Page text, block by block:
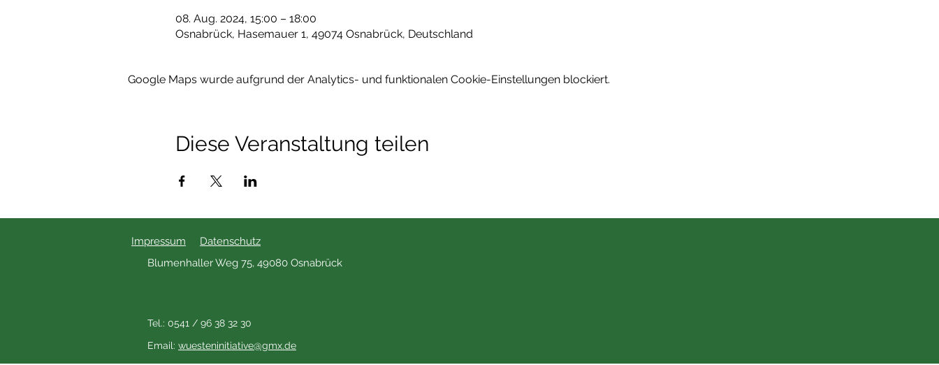
08. Aug. 2024, 15:00 – 18:00
Osnabrück, Hasemauer 1, 49074 Osnabrück, Deutschland
Google Maps wurde aufgrund der Analytics- und funktionalen Cookie-Einstellungen blockiert.
Diese Veranstaltung teilen
Impressum
Datenschutz
Blumenhaller Weg 75, 49080 Osnabrück
Tel.: 0541 / 96 38 32 30
Email: wuesteninitiative@gmx.de